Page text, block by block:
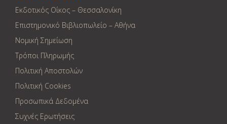
Εκδοτικός Οίκος – Θεσσαλονίκη
Επιστημονικό Βιβλιοπωλείο – Αθήνα
Νομική Σημείωση
Τρόποι Πληρωμής
Πολιτική Αποστολών
Πολιτική Cookies
Προσωπικά Δεδομένα
Συχνές Ερωτήσεις